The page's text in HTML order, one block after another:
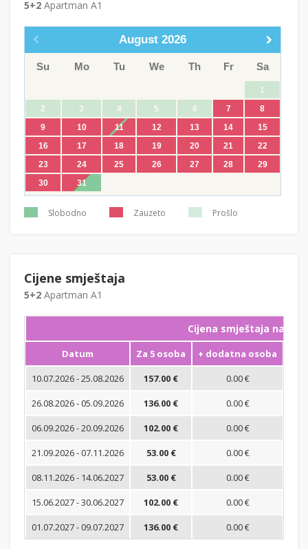
5+2 Apartman A1
August 2026
Su Mo Tu We Th Fr Sa
1
2
3 4 5 6 7
8
9
10 11 12 13 14
15
16
17 18 19 20 21
22
23
24 25 26 27 28
29
30
31
Slobodno Zauzeto Prošlo
Cijene smještaja
5+2 Apartman A1
Cijena smještaja na noć
Datum Za 5 osoba + dodatna osoba
10.07.2026 - 25.08.2026
157.00 €
0.00 €
26.08.2026 - 05.09.2026
136.00 €
0.00 €
06.09.2026 - 20.09.2026
102.00 €
0.00 €
21.09.2026 - 07.11.2026
53.00 €
0.00 €
08.11.2026 - 14.06.2027
53.00 €
0.00 €
15.06.2027 - 30.06.2027
102.00 €
0.00 €
01.07.2027 - 09.07.2027
136.00 € 0.00 €